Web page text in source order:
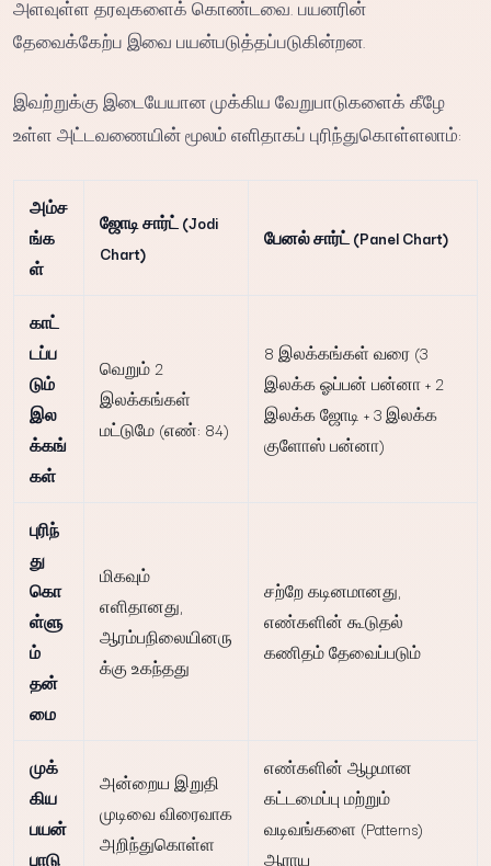
அளவுள்ள தரவுகளைக் கொண்டவை. பயனரின்
தேவைக்கேற்ப இவை பயன்படுத்தப்படுகின்றன.
இவற்றுக்கு இடையேயான முக்கிய வேறுபாடுகளைக் கீழே
உள்ள அட்டவணையின் மூலம் எளிதாகப் புரிந்துகொள்ளலாம்:
அம்ச
ங்க
ள்
ஜோடி சார்ட் (Jodi
Chart)
பேனல் சார்ட் (Panel Chart)
காட்
டப்ப
டும்
இல
க்கங்
கள்
வெறும் 2
இலக்கங்கள்
மட்டுமே (எண்: 84)
8 இலக்கங்கள் வரை (3
இலக்க ஓப்பன் பன்னா + 2
இலக்க ஜோடி + 3 இலக்க
குளோஸ் பன்னா)
புரிந்
து
கொ
ள்ளு
ம்
தன்
மை
மிகவும்
எளிதானது,
ஆரம்பநிலையினரு
க்கு உகந்தது
சற்றே கடினமானது,
எண்களின் கூடுதல்
கணிதம் தேவைப்படும்
முக்
கிய
பயன்
பாடு
அன்றைய இறுதி
முடிவை விரைவாக
அறிந்துகொள்ள
எண்களின் ஆழமான
கட்டமைப்பு மற்றும்
வடிவங்களை (Patterns)
ஆராய